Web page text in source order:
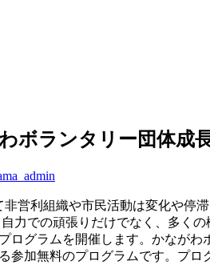
ボランタリー団体成
営利組織や市民活動は変化や停
力での頑張りだけでなく、多くの
プログラムを開催します。かなが
加無料のプログラムです。プロ